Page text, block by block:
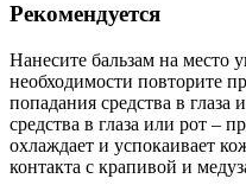
Рекомендуется
Нанесите бальзам на место
необходимости повторите
попадания средства в глаза
средства в глаза или рот –
охлаждает и успокаивает
контакта с крапивой и